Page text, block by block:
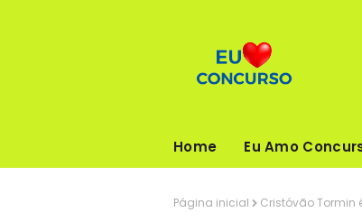
Home Eu Amo
Página inicial Cristóvão Tormin